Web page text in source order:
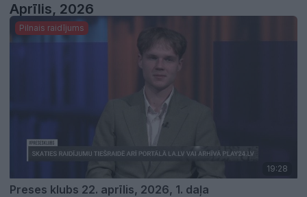
Aprīlis, 2026
Pilnais raidījums
19:28
Preses klubs 22. aprīlis, 2026, 1. daļa